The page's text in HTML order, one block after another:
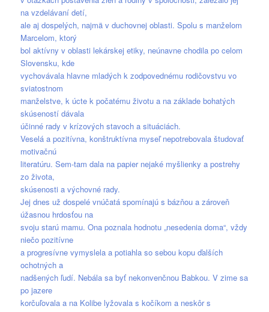
na vzdelávaní detí,
ale aj dospelých, najmä v duchovnej oblasti. Spolu s manželom
Marcelom, ktorý
bol aktívny v oblasti lekárskej etiky, neúnavne chodila po celom
Slovensku, kde
vychovávala hlavne mladých k zodpovednému rodičovstvu vo
sviatostnom
manželstve, k úcte k počatému životu a na základe bohatých
skúseností dávala
účinné rady v krízových stavoch a situáciách.
Veselá a pozitívna, konštruktívna myseľ nepotrebovala študovať
motivačnú
literatúru. Sem-tam dala na papier nejaké myšlienky a postrehy
zo života,
skúsenosti a výchovné rady.
Jej dnes už dospelé vnúčatá spomínajú s bázňou a zároveň
úžasnou hrdosťou na
svoju starú mamu. Ona poznala hodnotu „nesedenia doma“, vždy
niečo pozitívne
a progresívne vymyslela a potiahla so sebou kopu ďalších
ochotných a
nadšených ľudí. Nebála sa byť nekonvenčnou Babkou. V zime sa
po jazere
korčuľovala a na Kolibe lyžovala s kočíkom a neskôr s